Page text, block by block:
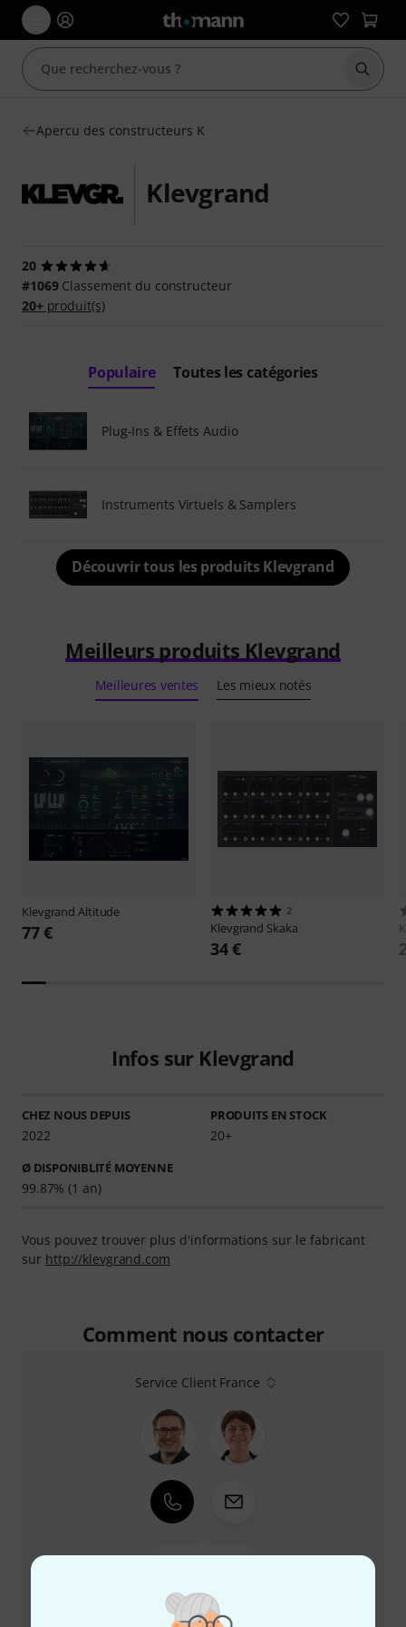
Apercu des constructeurs K
Klevgrand
20
#1069Classement du constructeur
20+produit(s)
Populaire Toutes les catégories
Plug-Ins & Effets Audio
Instruments Virtuels & Samplers
Découvrir tous les produits Klevgrand
Meilleurs produits Klevgrand
Meilleures ventes Les mieux notés
KlevgrandAltitude
77 €
2
Klevgrand Skaka
34 €
Infos sur Klevgrand
CHEZ NOUS DEPUIS
2022
PRODUITS EN STOCK
20+
Ø DISPONIBLITÉ MOYENNE
99.87% (1 an)
Vous pouvez trouver plus d'informations sur le fabricant
sur http://klevgrand.com
Comment nous contacter
Service Client France
Notre service client est à votre disposition pour
répondre à toutes vos questions et résoudre